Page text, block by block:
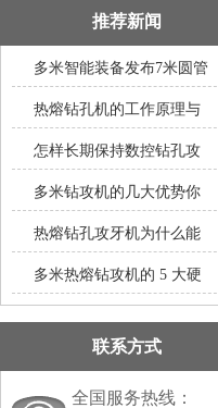
推荐新闻
多米智能装备发布7米圆管
热熔钻孔机的工作原理与
怎样长期保持数控钻孔攻
多米钻攻机的几大优势你
热熔钻孔攻牙机为什么能
多米热熔钻攻机的 5 大硬
联系方式
全国服务热线：